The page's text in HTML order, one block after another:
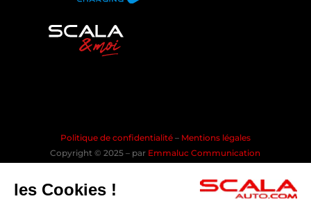
Politique de confidentialité – Mentions légales
Copyright © 2025 – par Emmaluc Communication
les Cookies !